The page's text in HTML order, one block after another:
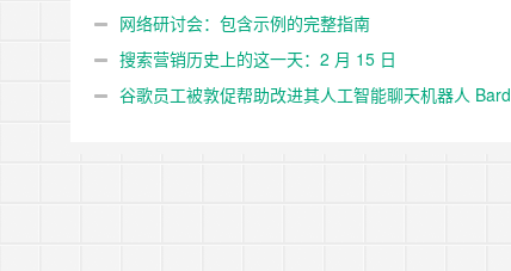
添加 11 个新的 Google 导入市场
网络研讨会：包含示例的完整指南
搜索营销历史上的这一天：2 月 15 日
谷歌员工被敦促帮助改进其人工智能聊天机器人 Bard